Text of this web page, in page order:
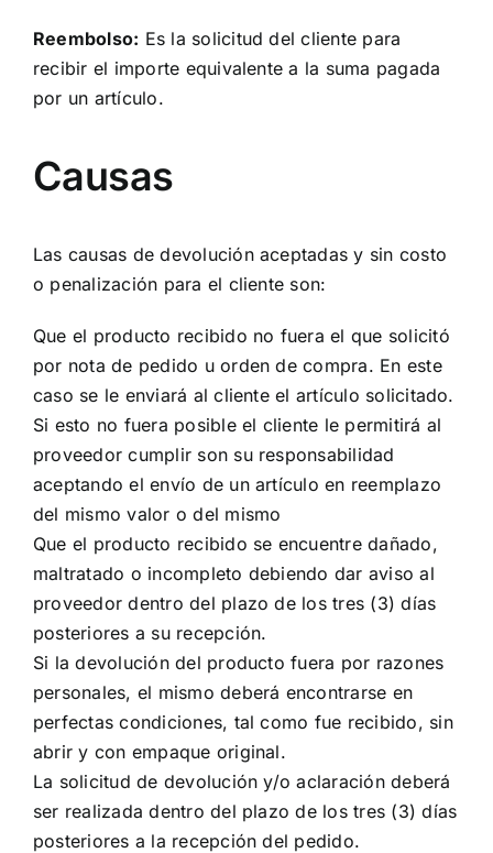
Reembolso: Es la solicitud del cliente para
recibir el importe equivalente a la suma pagada
por un artículo.
Causas
Las causas de devolución aceptadas y sin costo
o penalización para el cliente son:
Que el producto recibido no fuera el que solicitó
por nota de pedido u orden de compra. En este
caso se le enviará al cliente el artículo solicitado.
Si esto no fuera posible el cliente le permitirá al
proveedor cumplir son su responsabilidad
aceptando el envío de un artículo en reemplazo
del mismo valor o del mismo
Que el producto recibido se encuentre dañado,
maltratado o incompleto debiendo dar aviso al
proveedor dentro del plazo de los tres (3) días
posteriores a su recepción.
Si la devolución del producto fuera por razones
personales, el mismo deberá encontrarse en
perfectas condiciones, tal como fue recibido, sin
abrir y con empaque original.
La solicitud de devolución y/o aclaración deberá
ser realizada dentro del plazo de los tres (3) días
posteriores a la recepción del pedido.